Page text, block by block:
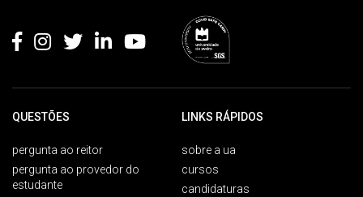
QUESTÕES
pergunta ao reitor
pergunta ao provedor do
estudante
LINKS RÁPIDOS
sobre a ua
cursos
candidaturas